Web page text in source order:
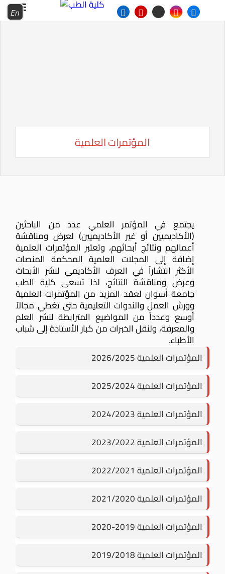
En
المؤتمرات العلمية
يجتمع في المؤتمر العلمي عدد من الباحثين
(الأكاديميين أو غير الأكاديميين) لعرض ومناقشة
أعمالهم ونتائج أبحاثهم، وتعتبر المؤتمرات العلمية
إضافة إلى المجلات العلمية المحكمة المنصات
الأكثر انتشاراً في العرف الأكاديمي لنشر الأبحاث
وعرض ومناقشة النتائج، لذا تسعى كلية الطب
جامعة أسوان لعقد المزيد من المؤتمرات العلمية
وورش العمل والندوات التعليمية حتى تغطي مجالاً
أوسع وعدداً من المواضيع المترابطة لنشر العلم
والمعرفة، ولنقل الخبرات من كبار الأستاذة إلى شباب
الأطباء.
المؤتمرات العلمية 2026/2025
المؤتمرات العلمية 2025/2024
المؤتمرات العلمية 2024/2023
المؤتمرات العلمية 2023/2022
المؤتمرات العلمية 2022/2021
المؤتمرات العلمية 2021/2020
المؤتمرات العلمية 2019-2020
المؤتمرات العلمية 2019/2018